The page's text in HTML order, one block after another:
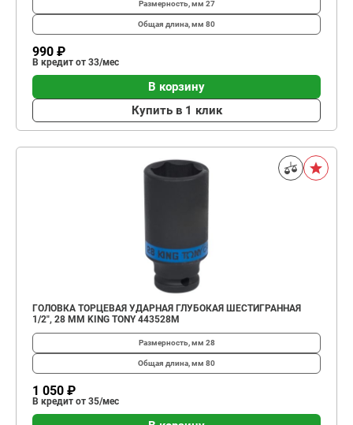
Размерность, мм 27
Общая длина, мм 80
990 ₽
В кредит от 33/мес
В корзину
Купить в 1 клик
ГОЛОВКА ТОРЦЕВАЯ УДАРНАЯ ГЛУБОКАЯ ШЕСТИГРАННАЯ
1/2", 28 ММ KING TONY 443528M
Размерность, мм 28
Общая длина, мм 80
1 050 ₽
В кредит от 35/мес